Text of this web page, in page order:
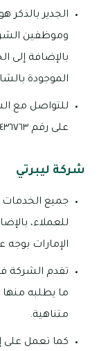
الجدير
وموظفين
بالإضافة إلى
الموجودة
للتواصل مع
على رقم ٩٧١٥٥٣٤٣٦٧٦٣.
شركة ليبرتي
جميع الخدمات
للعملاء،
الإمارات بوجه
تقدم الشركة
ما يطلبه منها
متناهية.
كما تعمل على